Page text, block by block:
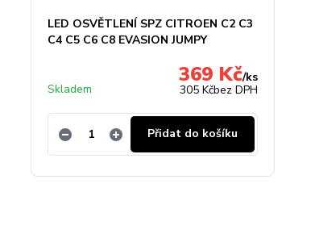
LED OSVĚTLENÍ SPZ CITROEN C2 C3
C4 C5 C6 C8 EVASION JUMPY
369 Kč/ks
305 Kčbez DPH
Skladem
Přidat do košíku